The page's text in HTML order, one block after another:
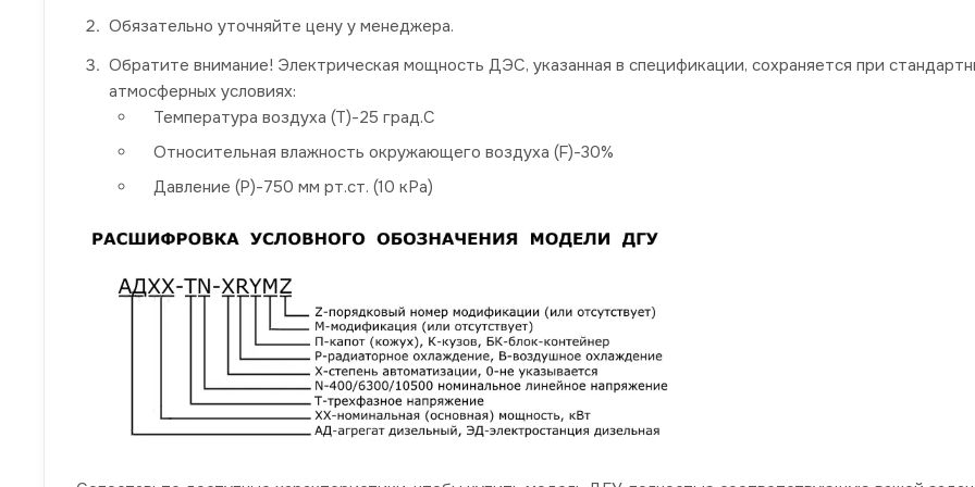
Обязательно уточняйте цену у менеджера.
Обратите внимание! Электрическая мощность ДЭС, указанная в спецификации, сохраняется при
атмосферных условиях:
Температура воздуха (Т)-25 град.С
Относительная влажность окружающего воздуха (F)-30%
Давление (P)-750 мм рт.ст. (10 кРа)